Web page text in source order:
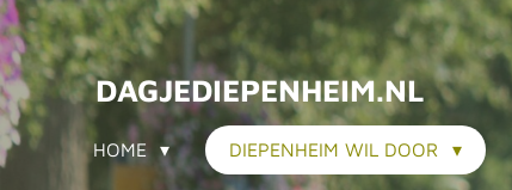
Ga
direct
naar
de
hoofdinhoud
DAGJEDIEPENHEIM.NL
HOME DIEPENHEIM WIL DOOR